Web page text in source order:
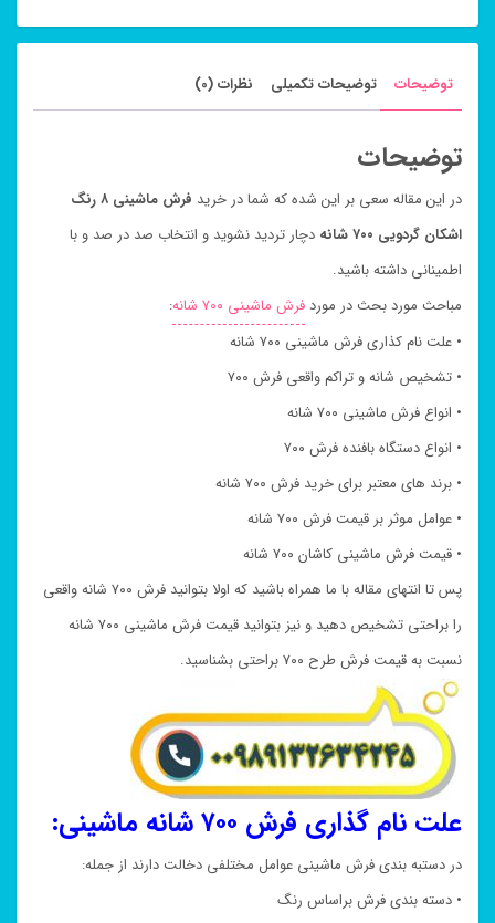
توضیحات توضیحات تکمیلی نظرات (0)
توضیحات
در این مقاله سعی بر این شده که شما در خرید
فرش ماشینی ۸ رنگ
اشکان گردویی ۷۰۰ شانه
دچار تردید نشوید و انتخاب صد در صد و با
اطمینانی داشته باشید.
مباحث مورد بحث در موردفرش ماشینی ۷۰۰ شانه
:
• علت نام کذاری فرش ماشینی ۷۰۰ شانه
• تشخیص شانه و تراکم واقعی فرش ۷۰۰
• انواع فرش ماشینی ۷۰۰ شانه
• انواع دستگاه بافنده فرش ۷۰۰
• برند های معتبر برای خرید فرش ۷۰۰ شانه
• عوامل موثر بر قیمت فرش ۷۰۰ شانه
• قیمت فرش ماشینی کاشان ۷۰۰ شانه
پس تا انتهای مقاله با ما همراه باشید که اولا بتوانید فرش ۷۰۰ شانه واقعی
را براحتی تشخیص دهید و نیز بتوانید قیمت فرش ماشینی ۷۰۰ شانه
نسبت به قیمت فرش طرح ۷۰۰ براحتی بشناسید.
علت نام گذاری فرش ۷۰۰ شانه ماشینی:
در دستبه بندی فرش ماشینی عوامل مختلفی دخالت دارند از جمله:
• دسته بندی فرش براساس رنگ